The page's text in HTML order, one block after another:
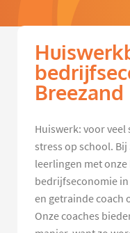
Breezand
Huiswerk: voor
stress op school.
leerlingen met
bedrijfseconomie
en getrainde coach
Onze coaches